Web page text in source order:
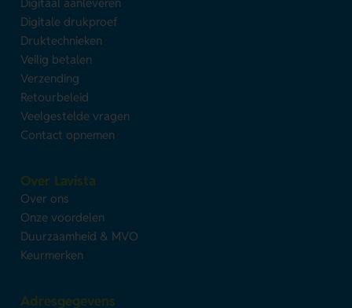
Digitale drukproef
Druktechnieken
Veilig betalen
Verzending
Retourbeleid
Veelgestelde vragen
Contact opnemen
Over Lavista
Over ons
Onze voordelen
Duurzaamheid & MVO
Keurmerken
Adresgegevens